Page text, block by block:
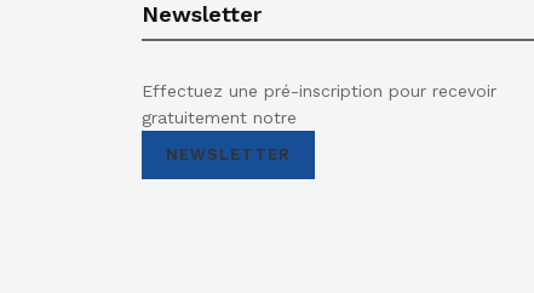
Newsletter
Effectuez une pré-inscription pour recevoir
gratuitement notre
NEWSLETTER